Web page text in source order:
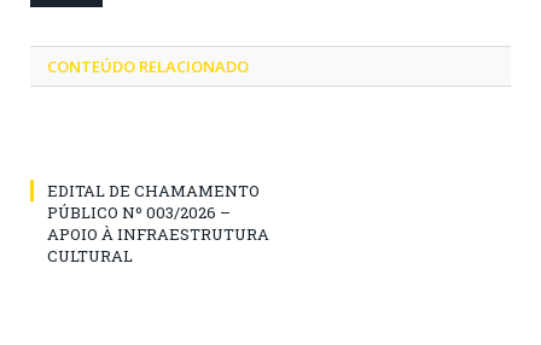
CONTEÚDO RELACIONADO
EDITAL DE CHAMAMENTO
PÚBLICO Nº 003/2026 –
APOIO À INFRAESTRUTURA
CULTURAL